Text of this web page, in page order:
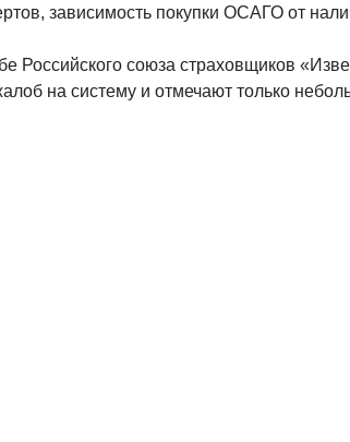
зависимость покупки ОСАГО от
Российского союза страховщиков
на систему и отмечают только